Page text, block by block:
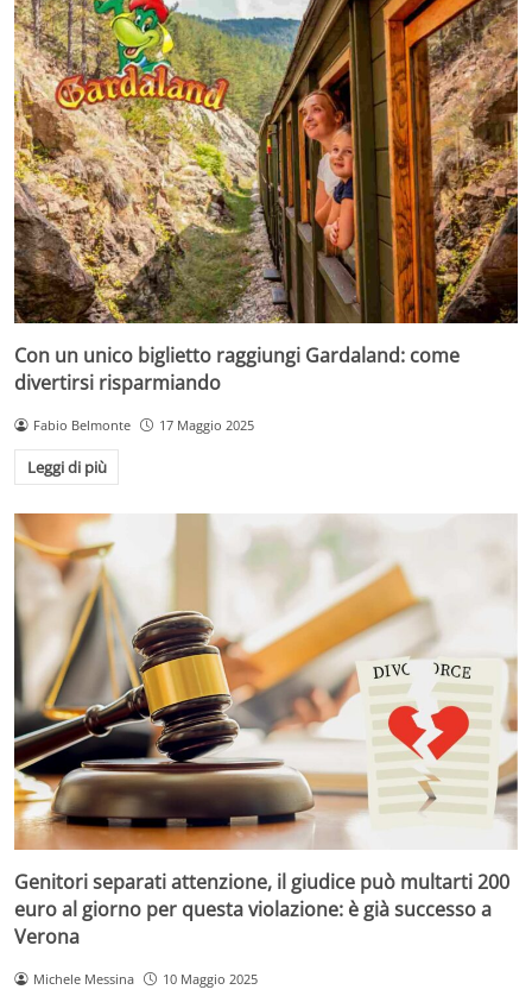
Con un unico biglietto raggiungi Gardaland: come
divertirsi risparmiando
Fabio Belmonte 17 Maggio 2025
Leggi di più
Genitori separati attenzione, il giudice può multarti 200
euro al giorno per questa violazione: è già successo a
Verona
Michele Messina 10 Maggio 2025